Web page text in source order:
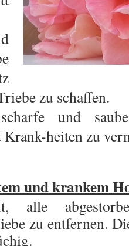
zu schaffen.
und
Krank-heiten zu
und krankem
alle
zu entfernen.